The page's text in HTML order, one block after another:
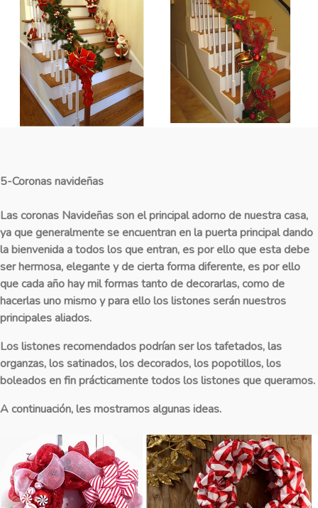
5-Coronas navideñas
Las coronas Navideñas son el principal adorno de nuestra casa,
ya que generalmente se encuentran en la puerta principal dando
la bienvenida a todos los que entran, es por ello que esta debe
ser hermosa, elegante y de cierta forma diferente, es por ello
que cada año hay mil formas tanto de decorarlas, como de
hacerlas uno mismo y para ello los listones serán nuestros
principales aliados.
Los listones recomendados podrían ser los tafetados, las
organzas, los satinados, los decorados, los popotillos, los
boleados en fin prácticamente todos los listones que queramos.
A continuación, les mostramos algunas ideas.